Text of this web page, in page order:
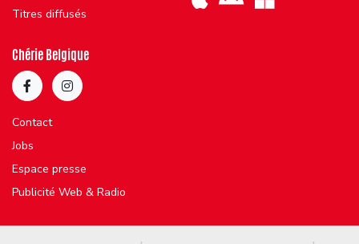
Titres diffusés
Chérie Belgique
Contact
Jobs
Espace presse
Publicité Web & Radio